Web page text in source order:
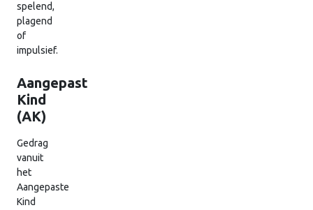
spelend,
plagend
of
impulsief.
Aangepast
Kind
(AK)
Gedrag
vanuit
het
Aangepaste
Kind